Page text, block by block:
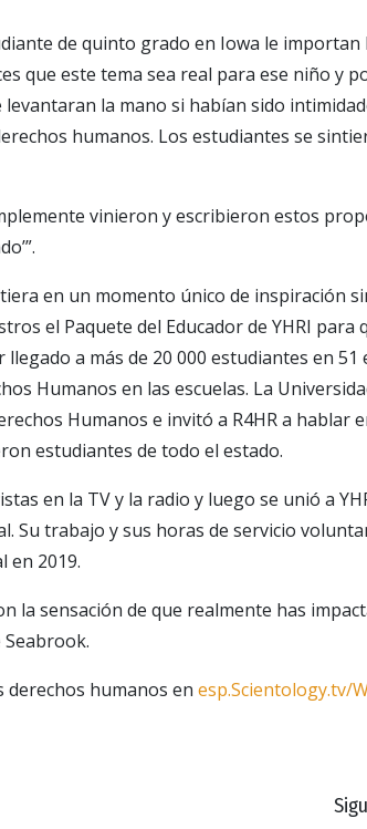
de quinto grado en Iowa le importan
que este tema sea real para ese niño y
la mano si habían sido
humanos. Los estudiantes se
vinieron y escribieron estos
en un momento único de inspiración
el Paquete del Educador de YHRI para
a más de 20 000 estudiantes en 51
Humanos en las escuelas. La
Humanos e invitó a R4HR a hablar
estudiantes de todo el estado.
en la TV y la radio y luego se unió a
Su trabajo y sus horas de servicio
en 2019.
la sensación de que realmente has
Seabrook.
derechos humanos en esp.Scientology.tv/